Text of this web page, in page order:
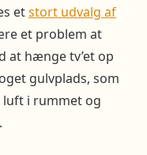
etstort udvalg af
et problem at
at hænge tv’et op
gulvplads, som
luft i rummet og